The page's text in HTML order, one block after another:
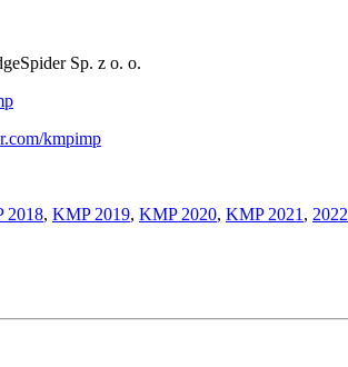
Sp. z o. o.
kmpimp
2018, KMP 2019, KMP 2020, KMP 2021 , 2022